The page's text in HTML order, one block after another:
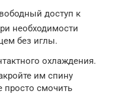
доступ к
необходимости
без иглы.
охлаждения.
им спину
смочить